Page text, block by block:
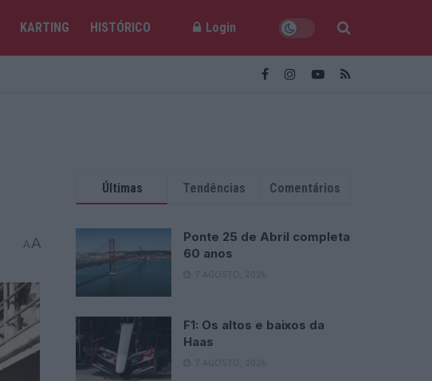
KARTING HISTÓRICO Login
AA
Últimas Tendências Comentários
Ponte 25 de Abril completa
60 anos
7 AGOSTO, 2026
F1: Os altos e baixos da
Haas
7 AGOSTO, 2026